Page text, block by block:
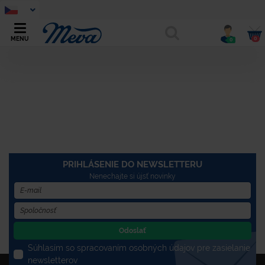
MENU 0 0
PRIHLÁSENIE DO NEWSLETTERU
Nenechajte si újsť novinky
Odoslať
Súhlasím so spracovaním osobných údajov pre zasielanie
newsletterov